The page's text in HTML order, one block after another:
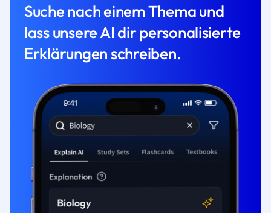
Suche nach einem Thema und
lass unsere AI dir personalisierte
Erklärungen schreiben.